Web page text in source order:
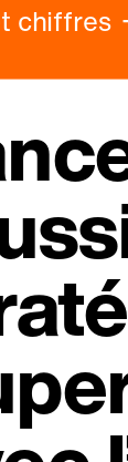
chiffres